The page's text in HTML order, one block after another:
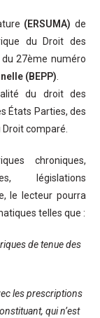
(ERSUMA) de
du Droit des
27ème numéro
(BEPP)
du droit des
États Parties, des
comparé.
chroniques,
législations
le lecteur pourra
telles que :
de tenue des
les prescriptions
qui n’est